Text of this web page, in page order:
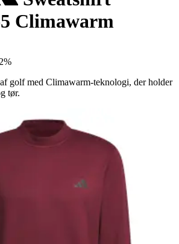
Climawarm
golf med Climawarm-teknologi, der holder
tør.